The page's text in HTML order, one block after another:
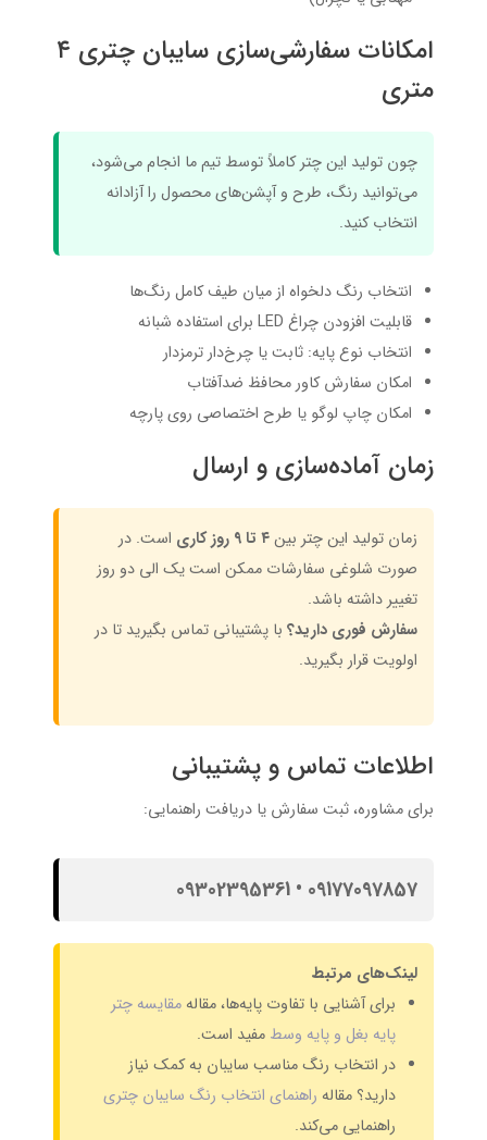
امکانات سفارشی‌سازی سایبان چتری ۴
متری
چون تولید این چتر کاملاً توسط تیم ما انجام می‌شود،
می‌توانید رنگ، طرح و آپشن‌های محصول را آزادانه
انتخاب کنید.
انتخاب رنگ دلخواه از میان طیف کامل رنگ‌ها
قابلیت افزودن چراغ LED برای استفاده شبانه
انتخاب نوع پایه: ثابت یا چرخ‌دار ترمزدار
امکان سفارش کاور محافظ ضدآفتاب
امکان چاپ لوگو یا طرح اختصاصی روی پارچه
زمان آماده‌سازی و ارسال
زمان تولید این چتر بین۴ تا ۹ روز کاری
است. در
صورت شلوغی سفارشات ممکن است یک الی دو روز
تغییر داشته باشد.
سفارش فوری دارید؟ با پشتیبانی تماس بگیرید تا در
اولویت قرار بگیرید.
اطلاعات تماس و پشتیبانی
برای مشاوره، ثبت سفارش یا دریافت راهنمایی:
09177097857 • 09302395361
لینک‌های مرتبط
برای آشنایی با تفاوت پایه‌ها، مقاله مقایسه چتر
پایه بغل و پایه وسط مفید است.
در انتخاب رنگ مناسب سایبان به کمک نیاز
دارید؟ مقاله راهنمای انتخاب رنگ سایبان چتری
راهنمایی می‌کند.